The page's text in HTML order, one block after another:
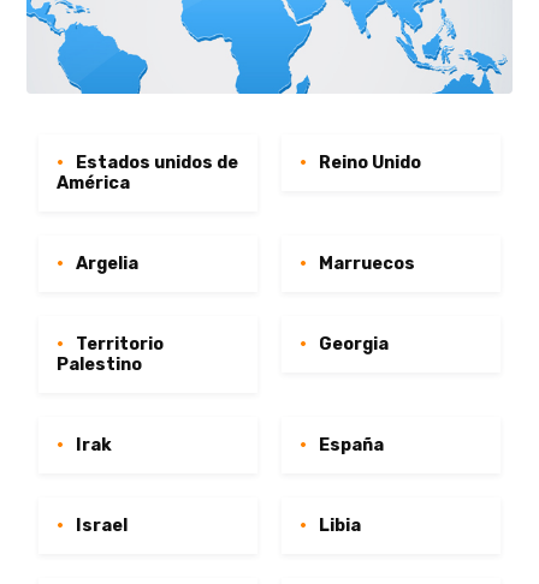
Estados unidos de
América
Reino Unido
Argelia Marruecos
Territorio
Palestino
Georgia
Irak España
Israel Libia